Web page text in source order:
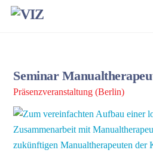
Skip
Seminar
Präsenzveranstaltung (Berlin)